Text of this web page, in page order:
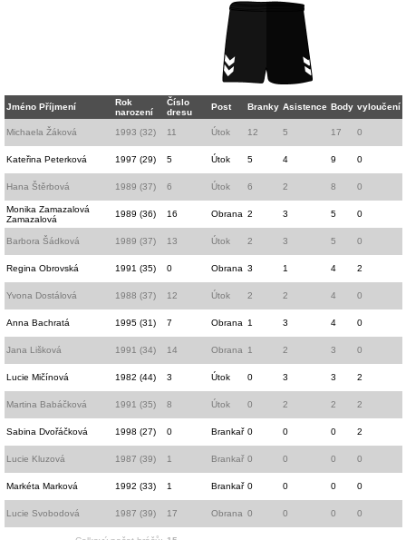
Jméno Příjmení
Rok
narození
Číslo
dresu
Post Branky Asistence Body vyloučení
Michaela Žáková 1993 (32) 11 Útok 12 5 17 0
Kateřina Peterková 1997 (29) 5 Útok 5 4 9 0
Hana Štěrbová 1989 (37) 6 Útok 6 2 8 0
Monika Zamazalová
Zamazalová
1989 (36) 16 Obrana 2 3 5 0
Barbora Šádková 1989 (37) 13 Útok 2 3 5 0
Regina Obrovská 1991 (35) 0 Obrana 3 1 4 2
Yvona Dostálová 1988 (37) 12 Útok 2 2 4 0
Anna Bachratá 1995 (31) 7 Obrana 1 3 4 0
Jana Lišková 1991 (34) 14 Obrana 1 2 3 0
Lucie Mičínová 1982 (44) 3 Útok 0 3 3 2
Martina Babáčková 1991 (35) 8 Útok 0 2 2 2
Sabina Dvořáčková 1998 (27) 0 Brankař 0 0 0 2
Lucie Kluzová 1987 (39) 1 Brankař 0 0 0 0
Markéta Marková 1992 (33) 1 Brankař 0 0 0 0
Lucie Svobodová 1987 (39) 17 Obrana 0 0 0 0